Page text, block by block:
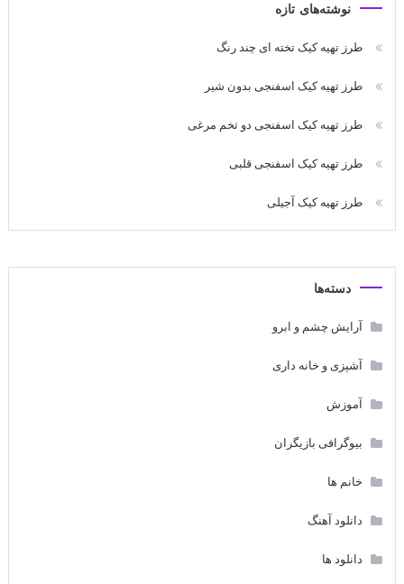
نوشته‌های تازه
طرز تهیه کیک تخته ای چند رنگ
طرز تهیه کیک اسفنجی بدون شیر
طرز تهیه کیک اسفنجی دو تخم مرغی
طرز تهیه کیک اسفنجی قلبی
طرز تهیه کیک آجیلی
دسته‌ها
آرایش چشم و ابرو
آشپزی و خانه داری
آموزش
بیوگرافی بازیگران
خانم ها
دانلود آهنگ
دانلود ها